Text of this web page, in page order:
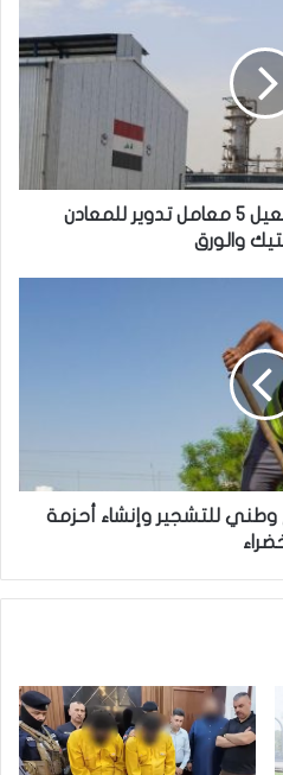
الصناعة تعلن إنشاء وتفعيل 5 معامل تدوير للمعادن
والورق
للتشجير وإنشاء أحزمة